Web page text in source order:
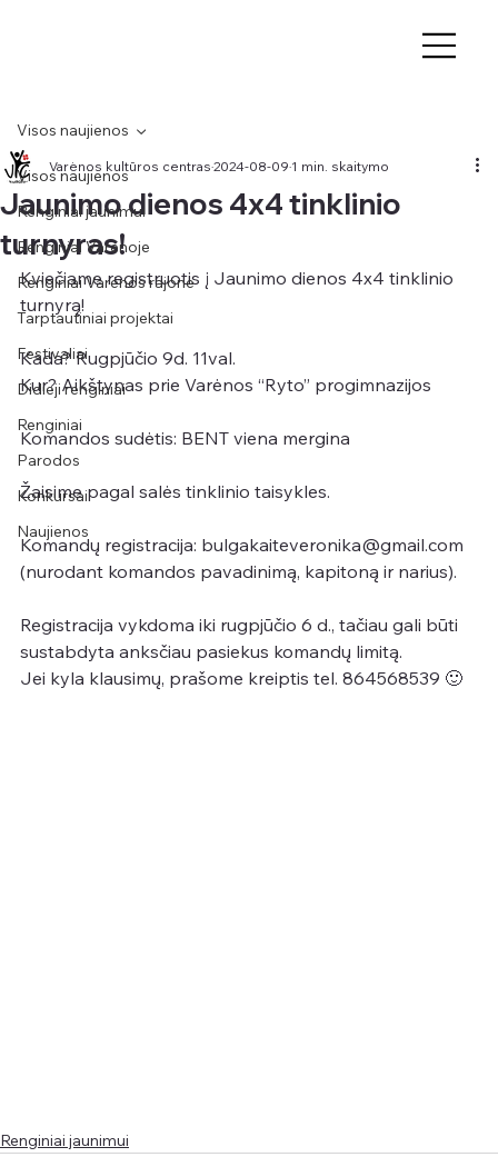
Visos naujienos
Renginiai jaunimui
Renginiai Varėnoje
Renginiai Varėnos rajone
Tarptautiniai projektai
Festivaliai
Didieji renginiai
Renginiai
Parodos
Konkursai
Naujienos
Visos naujienos
Jaunimo dienos 4x4 tinklinio
turnyras!
Varėnos kultūros centras 2024-08-09 1 min. skaitymo
Kviečiame registruotis į Jaunimo dienos 4x4 tinklinio
turnyrą!
Kada? Rugpjūčio 9d. 11val.
Kur? Aikštynas prie Varėnos “Ryto” progimnazijos
Komandos sudėtis: BENT viena mergina
Žaisime pagal salės tinklinio taisykles.
Komandų registracija: bulgakaiteveronika@gmail.com
(nurodant komandos pavadinimą, kapitoną ir narius).
Registracija vykdoma iki rugpjūčio 6 d., tačiau gali būti
sustabdyta anksčiau pasiekus komandų limitą.
Jei kyla klausimų, prašome kreiptis tel. 864568539 🙂
Renginiai jaunimui